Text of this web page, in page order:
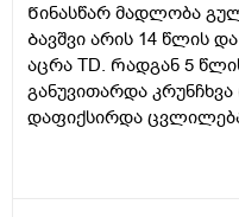
Წინასწარ მადლობა
Ბავშვი არის 14 წლის
აცრა TD. Რადგან 5
განუვითარდა
დაფიქსირდა
აცრის ჩატარებას.